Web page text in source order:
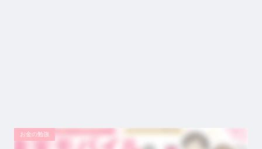
お金の勉強